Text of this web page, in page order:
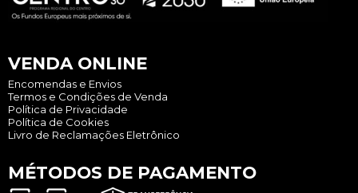
VENDA ONLINE
Encomendas e Envios
Termos e Condições de Venda
Política de Privacidade
Política de Cookies
Livro de Reclamações Eletrônico
MÉTODOS DE PAGAMENTO